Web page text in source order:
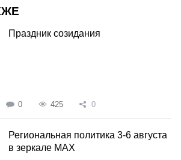
Праздник созидания
0 425 0
Региональная политика 3-6 августа
в зеркале MAX